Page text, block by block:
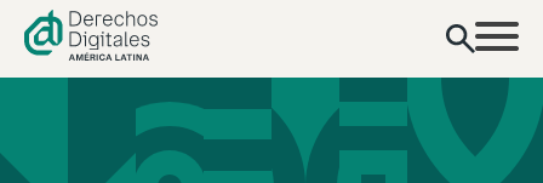
contenido